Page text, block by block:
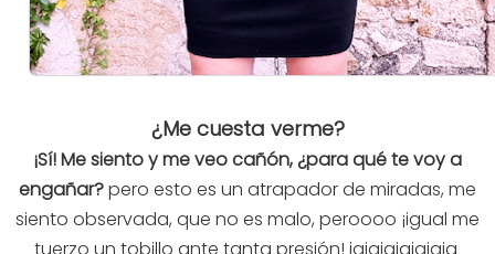
¿Me cuesta verme?
¡Sí! Me siento y me veo cañón, ¿para qué te voy a
engañar?pero esto es un atrapador de miradas, me
siento observada, que no es malo, peroooo ¡igual me